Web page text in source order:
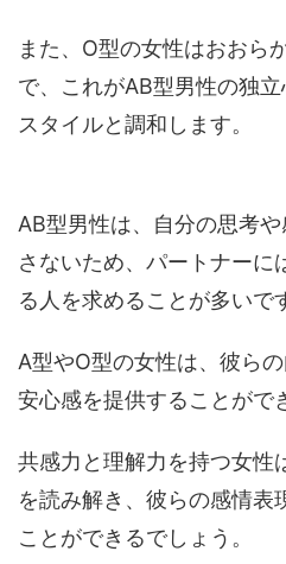
また、O型の女性はおおら
で、これがAB型男性の独
スタイルと調和します。
AB型男性は、自分の思考
さないため、パートナーに
る人を求めることが多いで
A型やO型の女性は、彼ら
安心感を提供することがで
共感力と理解力を持つ女性
を読み解き、彼らの感情表
ことができるでしょう。